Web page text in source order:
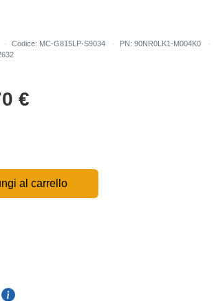
Codice: MC-G815LP-S9034
PN: 90NR0LK1-M004K0
€
al carrello